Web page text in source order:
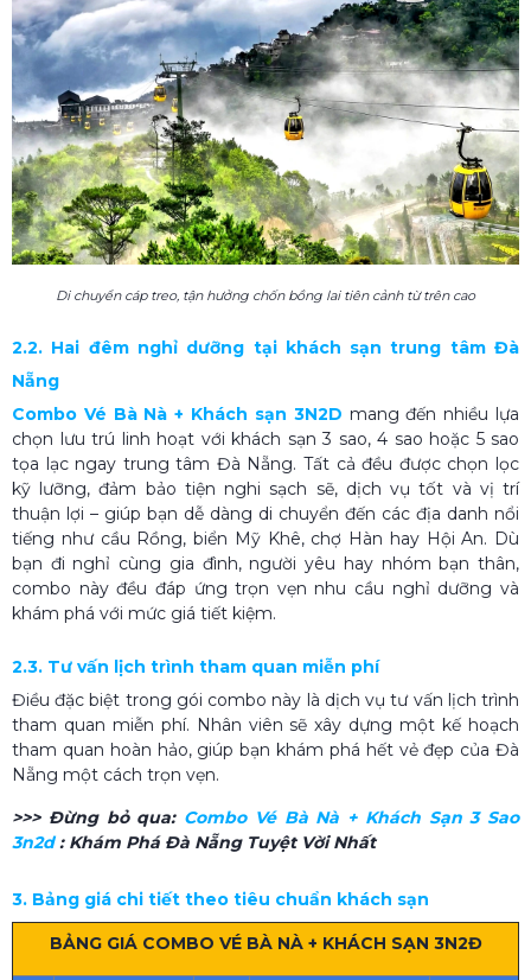
Di chuyển cáp treo, tận hưởng chốn bồng lai tiên cảnh từ trên cao
2.2. Hai đêm nghỉ dưỡng tại khách sạn trung tâm Đà
Nẵng
Combo Vé Bà Nà + Khách sạn 3N2D mang đến nhiều lựa
chọn lưu trú linh hoạt với khách sạn 3 sao, 4 sao hoặc 5 sao
tọa lạc ngay trung tâm Đà Nẵng. Tất cả đều được chọn lọc
kỹ lưỡng, đảm bảo tiện nghi sạch sẽ, dịch vụ tốt và vị trí
thuận lợi – giúp bạn dễ dàng di chuyển đến các địa danh nổi
tiếng như cầu Rồng, biển Mỹ Khê, chợ Hàn hay Hội An. Dù
bạn đi nghỉ cùng gia đình, người yêu hay nhóm bạn thân,
combo này đều đáp ứng trọn vẹn nhu cầu nghỉ dưỡng và
khám phá với mức giá tiết kiệm.
2.3. Tư vấn lịch trình tham quan miễn phí
Điều đặc biệt trong gói combo này là dịch vụ tư vấn lịch trình
tham quan miễn phí. Nhân viên sẽ xây dựng một kế hoạch
tham quan hoàn hảo, giúp bạn khám phá hết vẻ đẹp của Đà
Nẵng một cách trọn vẹn.
>>> Đừng bỏ qua: Combo Vé Bà Nà + Khách Sạn 3 Sao
3n2d: Khám Phá Đà Nẵng Tuyệt Vời Nhất
3. Bảng giá chi tiết theo tiêu chuẩn khách sạn
BẢNG GIÁ COMBO VÉ BÀ NÀ + KHÁCH SẠN 3N2Đ